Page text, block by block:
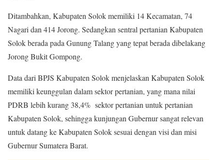
Ditambahkan, Kabupaten Solok memiliki 14 Kecamatan, 74
Nagari dan 414 Jorong. Sedangkan sentral pertanian Kabupaten
Solok berada pada Gunung Talang yang tepat berada dibelakang
Jorong Bukit Gompong.
Data dari BPJS Kabupaten Solok menjelaskan Kabupaten Solok
memiliki keunggulan dalam sektor pertanian, yang mana nilai
PDRB lebih kurang 38,4% sektor pertanian untuk pertanian
Kabupaten Solok, sehingga kunjungan Gubernur sangat relevan
untuk datang ke Kabupaten Solok sesuai dengan visi dan misi
Gubernur Sumatera Barat.